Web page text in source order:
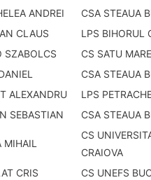
ANDREI CSA STEAUA
CLAUS LPS BIHORUL
SZABOLCS CS SATU MARE
CSA STEAUA
ALEXANDRU LPS
SEBASTIAN CSA STEAUA
MIHAIL
CS
CRAIOVA
CRIS CS UNEFS